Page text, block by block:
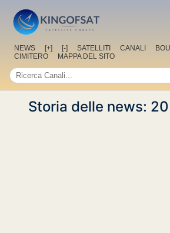
NEWS [+] [-] SATELLITI CANALI
CIMITERO
MAPPA DEL SITO
Storia delle news: